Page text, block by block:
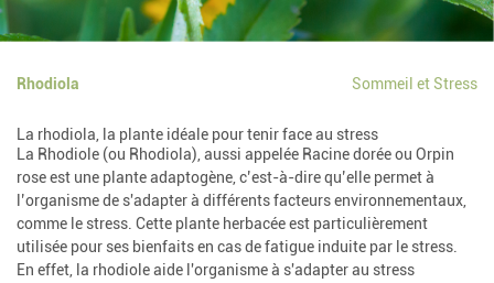
Rhodiola Sommeil et Stress
La rhodiola, la plante idéale pour tenir face au stress
La Rhodiole (ou Rhodiola), aussi appelée Racine dorée ou Orpin
rose est une plante adaptogène, c’est-à-dire qu’elle permet à
l’organisme de s'adapter à différents facteurs environnementaux,
comme le stress. Cette plante herbacée est particulièrement
utilisée pour ses bienfaits en cas de fatigue induite par le stress.
En effet, la rhodiole aide l'organisme à s'adapter au stress